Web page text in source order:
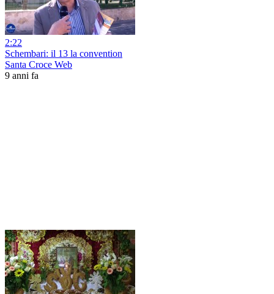
2:22
Schembari: il 13 la convention
Santa Croce Web
9 anni fa